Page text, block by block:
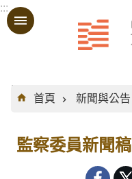
跳到主要內容區塊
:::
:::
首頁
新聞與公告
監察委員新聞稿